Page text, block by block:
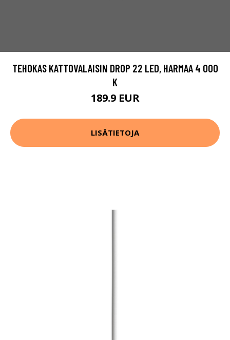
TEHOKAS KATTOVALAISIN DROP 22 LED, HARMAA 4 000
K
189.9 EUR
LISÄTIETOJA